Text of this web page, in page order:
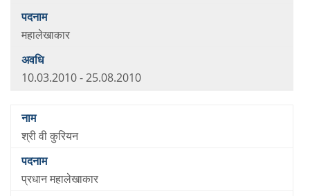
महालेखाकार
10.03.2010 - 25.08.2010
श्री वी कुरियन
प्रधान महालेखाकार